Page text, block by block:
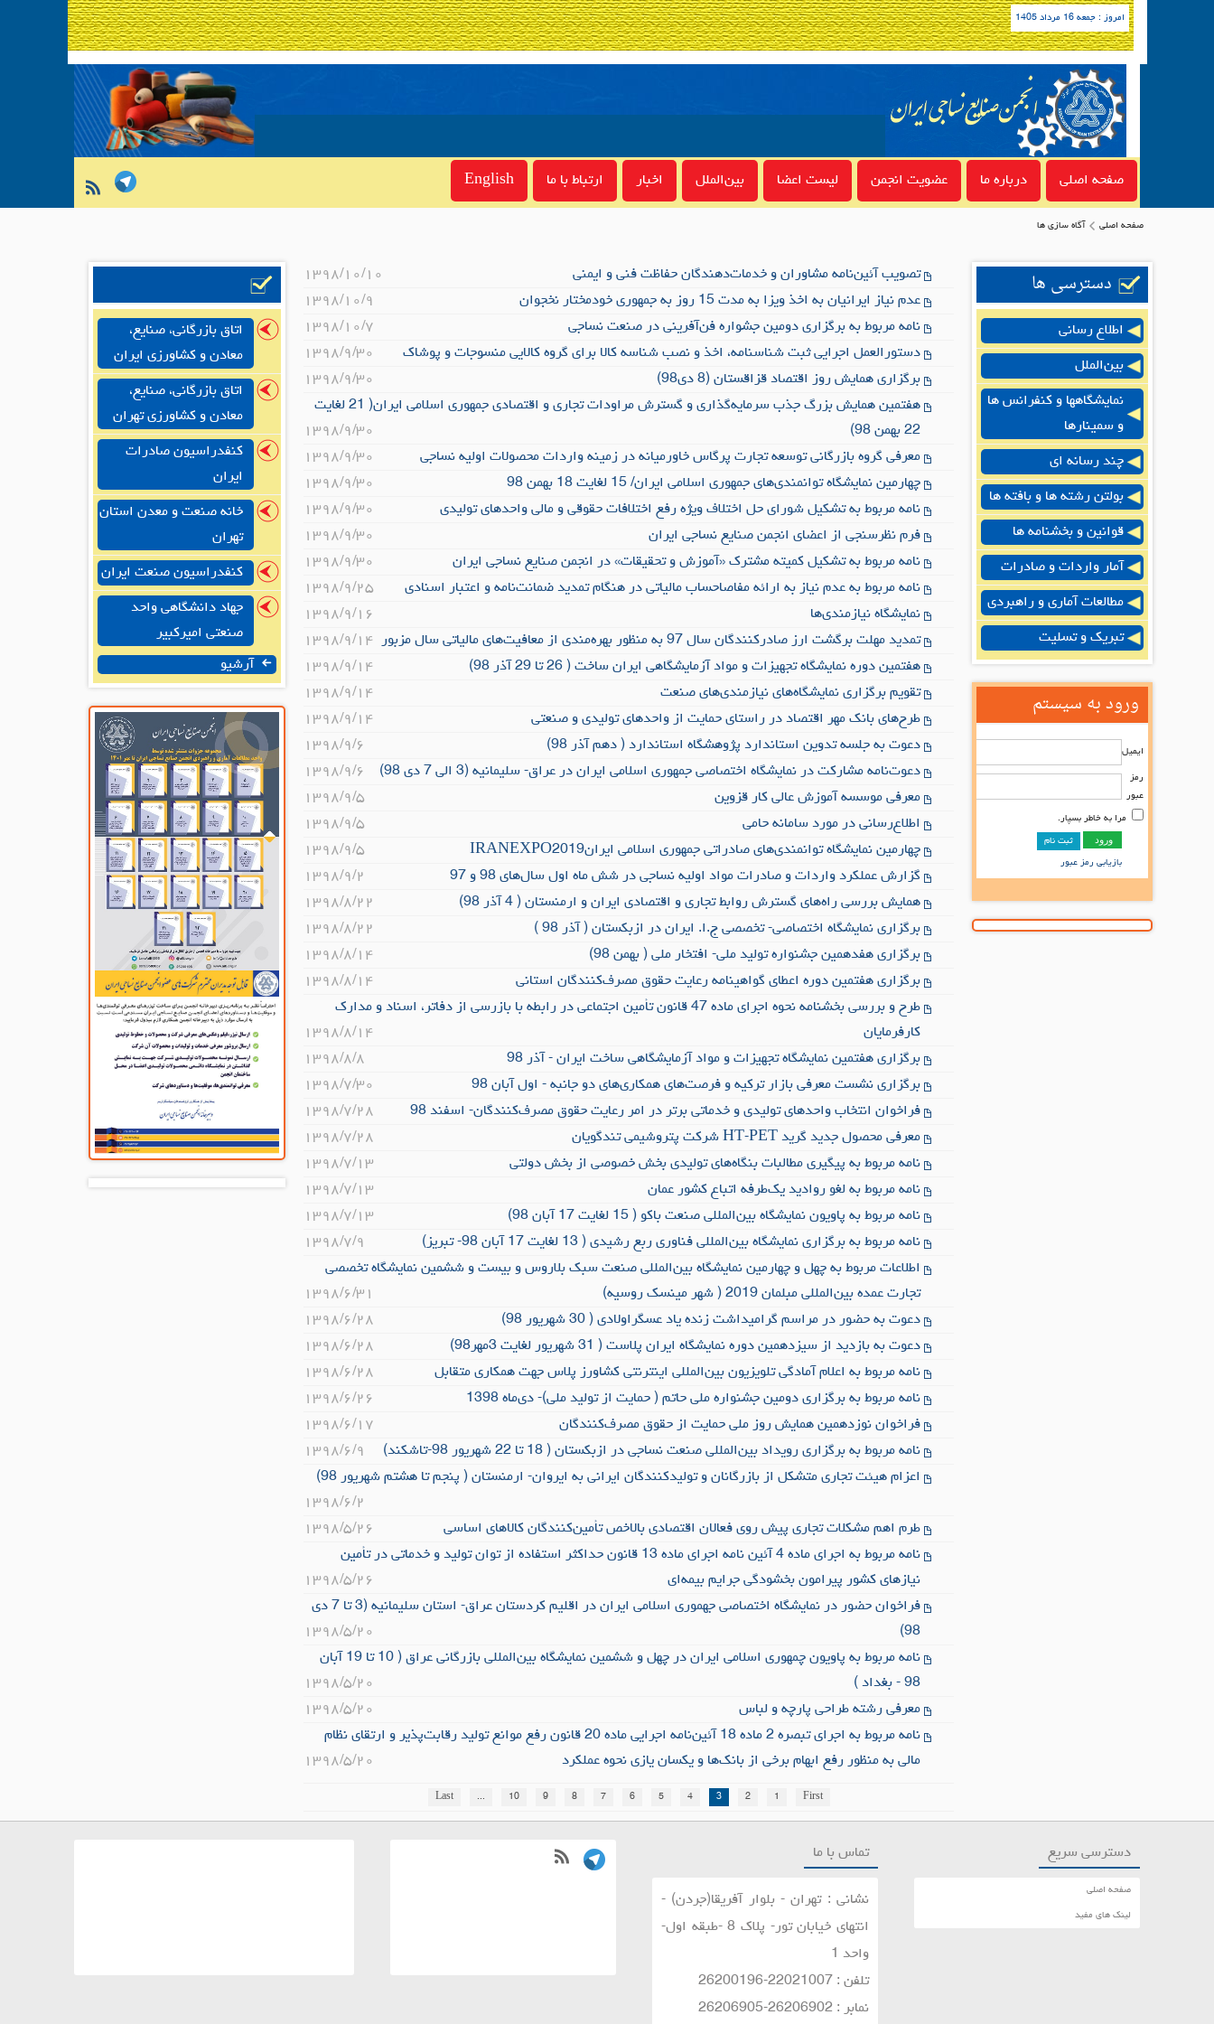
امروز : جمعه 16 مرداد 1405
صفحه اصلی درباره ما عضویت انجمن لیست اعضا بین‌الملل اخبار ارتباط با ما English
صفحه اصلی آگاه سازی ها
دسترسی ها
اطلاع رسانی
بین‌الملل
نمایشگاهها و کنفرانس ها
و سمینارها
چند رسانه ای
بولتن رشته ها و بافته ها
قوانین و بخشنامه ها
آمار واردات و صادرات
مطالعات آماری و راهبردی
تبریک و تسلیت
ورود به سیستم
ایمیل
رمز
عبور
مرا به خاطر بسپار.
ثبت نام
بازیابی رمز عبور
تصویب آئین‌نامه مشاوران و خدمات‌دهندگان حفاظت فنی و ایمنی
۱۳۹۸/۱۰/۱۰
عدم نیاز ایرانیان به اخذ ویزا به مدت 15 روز به جمهوری خودمختار نخجوان
۱۳۹۸/۱۰/۹
نامه مربوط به برگزاری دومین جشواره فن‌آفرینی در صنعت نساجی
۱۳۹۸/۱۰/۷
دستورالعمل اجرایی ثبت شناسنامه، اخذ و نصب شناسه کالا برای گروه کالایی منسوجات و پوشاک
۱۳۹۸/۹/۳۰
برگزاری همایش روز اقتصاد قزاقستان (8 دی98)
۱۳۹۸/۹/۳۰
هفتمین همایش بزرگ جذب سرمایه‌گذاری و گسترش مراودات تجاری و اقتصادی جمهوری اسلامی ایران( 21 لغایت
22 بهمن 98)
۱۳۹۸/۹/۳۰
معرفی گروه بازرگانی توسعه تجارت پرگاس خاورمیانه در زمینه واردات محصولات اولیه نساجی
۱۳۹۸/۹/۳۰
چهارمین نمایشگاه توانمندی‌های جمهوری اسلامی ایران/ 15 لغایت 18 بهمن 98
۱۳۹۸/۹/۳۰
نامه مربوط به تشکیل شورای حل اختلاف ویژه رفع اختلافات حقوقی و مالی واحدهای تولیدی
۱۳۹۸/۹/۳۰
فرم نظرسنجی از اعضای انجمن صنایع نساجی ایران
۱۳۹۸/۹/۳۰
نامه مربوط به تشکیل کمیته مشترک «آموزش و تحقیقات» در انجمن صنایع نساجی ایران
۱۳۹۸/۹/۳۰
نامه مربوط به عدم نیاز به ارائه مفاصاحساب مالیاتی در هنگام تمدید ضمانت‌نامه و اعتبار اسنادی
۱۳۹۸/۹/۲۵
نمایشگاه نیازمندی‌ها
۱۳۹۸/۹/۱۶
تمدید مهلت برگشت ارز صادرکنندگان سال 97 به منظور بهره‌مندی از معافیت‌های مالیاتی سال مزبور
۱۳۹۸/۹/۱۴
هفتمین دوره نمایشگاه تجهیزات و مواد آزمایشگاهی ایران ساخت ( 26 تا 29 آذر 98)
۱۳۹۸/۹/۱۴
تقویم برگزاری نمایشگاه‌های نیازمندی‌های صنعت
۱۳۹۸/۹/۱۴
طرح‌های بانک مهر اقتصاد در راستای حمایت از واحدهای تولیدی و صنعتی
۱۳۹۸/۹/۱۴
دعوت به جلسه تدوین استاندارد پژوهشگاه استاندارد ( دهم آذر 98)
۱۳۹۸/۹/۶
دعوت‌نامه مشارکت در نمایشگاه اختصاصی جمهوری اسلامی ایران در عراق- سلیمانیه (3 الی 7 دی 98)
۱۳۹۸/۹/۶
معرفی موسسه آموزش عالی کار قزوین
۱۳۹۸/۹/۵
اطلاع‌رسانی در مورد سامانه حامی
۱۳۹۸/۹/۵
چهارمین نمایشگاه توانمندی‌های صادراتی جمهوری اسلامی ایرانIRANEXPO2019
۱۳۹۸/۹/۵
گزارش عملکرد واردات و صادرات مواد اولیه نساجی در شش ماه اول سال‌های 98 و 97
۱۳۹۸/۹/۲
همایش بررسی راه‌های گسترش روابط تجاری و اقتصادی ایران و ارمنستان ( 4 آذر 98)
۱۳۹۸/۸/۲۲
برگزاری نمایشگاه اختصاصی- تخصصی ج.ا. ایران در ازبکستان ( آذر 98 )
۱۳۹۸/۸/۲۲
برگزاری هفدهمین جشنواره تولید ملی- افتخار ملی ( بهمن 98)
۱۳۹۸/۸/۱۴
برگزاری هفتمین دوره اعطای گواهینامه رعایت حقوق مصرف‌کنندگان استانی
۱۳۹۸/۸/۱۴
طرح و بررسی بخشنامه نحوه اجرای ماده 47 قانون تأمین اجتماعی در رابطه با بازرسی از دفاتر، اسناد و مدارک
کارفرمایان
۱۳۹۸/۸/۱۴
برگزاری هفتمین نمایشگاه تجهیزات و مواد آزمایشگاهی ساخت ایران - آذر 98
۱۳۹۸/۸/۸
برگزاری نشست معرفی بازار ترکیه و فرصت‌های همکاری‌های دو جانبه - اول آبان 98
۱۳۹۸/۷/۳۰
فراخوان انتخاب واحدهای تولیدی و خدماتی برتر در امر رعایت حقوق مصرف‌کنندگان- اسفند 98
۱۳۹۸/۷/۲۸
معرفی محصول جدید گرید HT-PET شرکت پتروشیمی تندگویان
۱۳۹۸/۷/۲۸
نامه مربوط به پیگیری مطالبات بنگاه‌های تولیدی بخش خصوصی از بخش دولتی
۱۳۹۸/۷/۱۳
نامه مربوط به لغو روادید یک‌طرفه اتباع کشور عمان
۱۳۹۸/۷/۱۳
نامه مربوط به پاویون نمایشگاه بین‌المللی صنعت باکو ( 15 لغایت 17 آبان 98)
۱۳۹۸/۷/۱۳
نامه مربوط به برگزاری نمایشگاه بین‌المللی فناوری ربع رشیدی ( 13 لغایت 17 آبان 98- تبریز)
۱۳۹۸/۷/۹
اطلاعات مربوط به چهل و چهارمین نمایشگاه بین‌المللی صنعت سبک بلاروس و بیست و ششمین نمایشگاه تخصصی
تجارت عمده بین‌المللی مبلمان 2019 ( شهر مینسک روسیه)
۱۳۹۸/۶/۳۱
دعوت به حضور در مراسم گرامیداشت زنده یاد عسگراولادی ( 30 شهریور 98)
۱۳۹۸/۶/۲۸
دعوت به بازدید از سیزدهمین دوره نمایشگاه ایران پلاست ( 31 شهریور لغایت 3مهر98)
۱۳۹۸/۶/۲۸
نامه مربوط به اعلام آمادگی تلویزیون بین‌المللی اینترنتی کشاورز پلاس جهت همکاری متقابل
۱۳۹۸/۶/۲۸
نامه مربوط به برگزاری دومین جشنواره ملی حاتم ( حمایت از تولید ملی)- دی‌ماه 1398
۱۳۹۸/۶/۲۶
فراخوان نوزدهمین همایش روز ملی حمایت از حقوق مصرف‌کنندگان
۱۳۹۸/۶/۱۷
نامه مربوط به برگزاری رویداد بین‌المللی صنعت نساجی در ازبکستان ( 18 تا 22 شهریور 98-تاشکند)
۱۳۹۸/۶/۹
اعزام هیئت تجاری متشکل از بازرگانان و تولیدکنندگان ایرانی به ایروان- ارمنستان ( پنجم تا هشتم شهریور 98)
۱۳۹۸/۶/۲
طرم اهم مشکلات تجاری پیش روی فعالان اقتصادی بالاخص تأمین‌کنندگان کالاهای اساسی
۱۳۹۸/۵/۲۶
نامه مربوط به اجرای ماده 4 آئین نامه اجرای ماده 13 قانون حداکثر استفاده از توان تولید و خدماتی در تأمین
نیازهای کشور پیرامون بخشودگی جرایم بیمه‌ای
۱۳۹۸/۵/۲۶
فراخوان حضور در نمایشگاه اختصاصی جهموری اسلامی ایران در اقلیم کردستان عراق- استان سلیمانیه (3 تا 7 دی
98)
۱۳۹۸/۵/۲۰
نامه مربوط به پاویون چمهوری اسلامی ایران در چهل و ششمین نمایشگاه بین‌المللی بازرگانی عراق ( 10 تا 19 آبان
98 - بغداد )
۱۳۹۸/۵/۲۰
معرفی رشته طراحی پارچه و لباس
۱۳۹۸/۵/۲۰
نامه مربوط به اجرای تبصره 2 ماده 18 آئین‌نامه اجرایی ماده 20 قانون رفع موانع تولید رقابت‌پذیر و ارتقای نظام
مالی به منظور رفع ابهام برخی از بانک‌ها و یکسان یازی نحوه عملکرد
۱۳۹۸/۵/۲۰
First
1
2
3
4
5
6
7
8
9
10
...
Last
اتاق بازرگانی، صنایع،
معادن و کشاورزی ایران
اتاق بازرگانی، صنایع،
معادن و کشاورزی تهران
کنفدراسیون صادرات
ایران
خانه صنعت و معدن استان
تهران
کنفدراسیون صنعت ایران
جهاد دانشگاهی واحد
صنعتی امیرکبیر
آرشیو
دسترسی سریع
صفحه اصلی
لینک های مفید
تماس با ما
نشانی : تهران - بلوار آفریقا(جردن) -
انتهای خیابان تور- پلاک 8 -طبقه اول-
واحد 1
تلفن : 22021007-26200196
نمابر : 26206902-26206905